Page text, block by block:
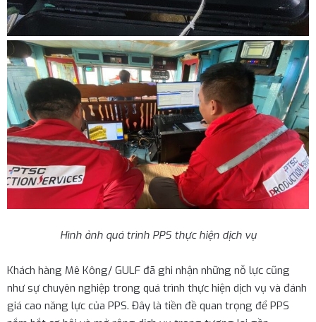
Hình ảnh quá trình PPS thực hiện dịch vụ
Khách hàng Mê Kông/ GULF đã ghi nhận những nỗ lực cũng
như sự chuyên nghiệp trong quá trình thực hiện dịch vụ và đánh
giá cao năng lực của PPS. Đây là tiền đề quan trọng để PPS